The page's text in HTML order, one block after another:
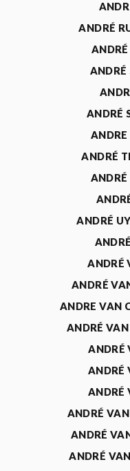
ANDRÉ
ANDRÉ
ANDRÉ
ANDRÉ
ANDRE
ANDRÉ
ANDRÉ
ANDRÉ
ANDRÉ
ANDRE VAN
ANDRÉ
ANDRÉ
ANDRÉ
ANDRÉ
ANDRÉ
ANDRÉ
ANDRÉ